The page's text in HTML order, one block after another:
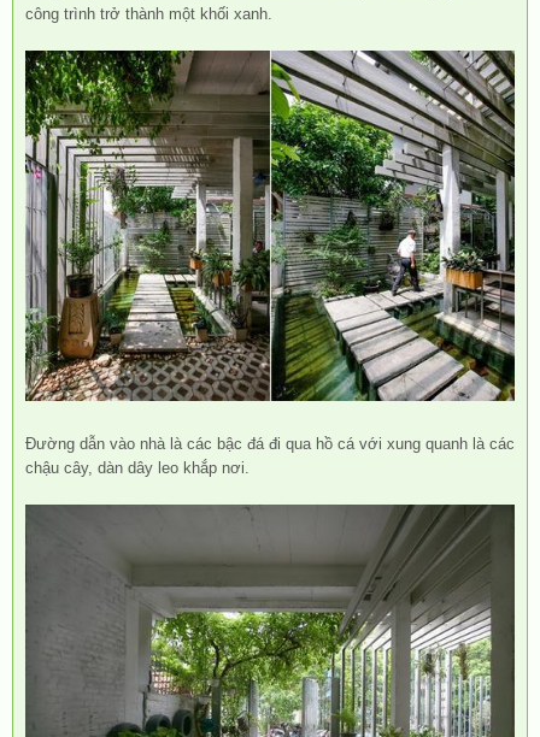
công trình trở thành một khối xanh.
Đường dẫn vào nhà là các bậc đá đi qua hồ cá với xung quanh là các
chậu cây, dàn dây leo khắp nơi.